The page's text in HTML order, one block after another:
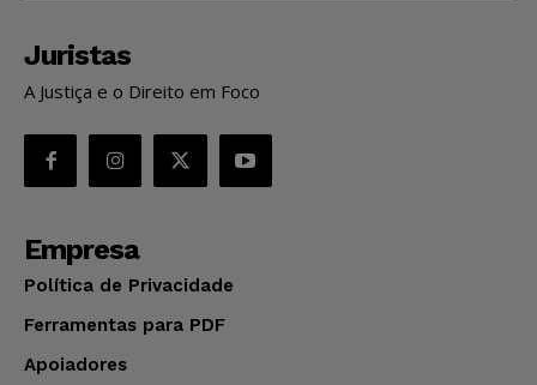
Juristas
A Justiça e o Direito em Foco
Empresa
Política de Privacidade
Ferramentas para PDF
Apoiadores